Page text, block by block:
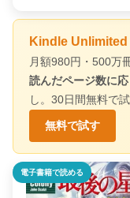
Kindle Unlimited
月額980円・500万
読んだページ数に
し。30日間無料で試
無料で試す
電子書籍で読める